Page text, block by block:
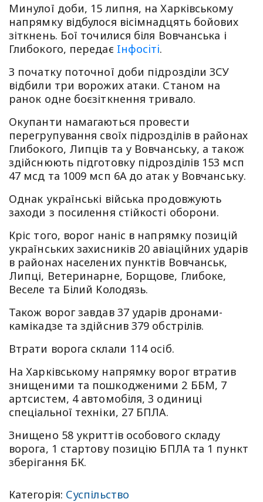
Минулої доби, 15 липня, на Харківському
напрямку відбулося вісімнадцять бойових
зіткнень. Бої точилися біля Вовчанська і
Глибокого, передає Iнфосiтi.
З початку поточної доби підрозділи ЗСУ
відбили три ворожих атаки. Станом на
ранок одне боєзіткнення тривало.
Окупанти намагаються провести
перегрупування своїх підрозділів в районах
Глибокого, Липців та у Вовчанську, а також
здійснюють підготовку підрозділів 153 мсп
47 мсд та 1009 мсп 6А до атак у Вовчанську.
Однак українські війська продовжують
заходи з посилення стійкості оборони.
Кріс того, ворог наніс в напрямку позицій
українських захисників 20 авіаційних ударів
в районах населених пунктів Вовчанськ,
Липці, Ветеринарне, Борщове, Глибоке,
Веселе та Білий Колодязь.
Також ворог завдав 37 ударів дронами-
камікадзе та здійснив 379 обстрілів.
Втрати ворога склали 114 осіб.
На Харківському напрямку ворог втратив
знищеними та пошкодженими 2 ББМ, 7
артсистем, 4 автомобіля, 3 одиниці
спеціальної техніки, 27 БПЛА.
Знищено 58 укриттів особового складу
ворога, 1 стартову позицію БПЛА та 1 пункт
зберігання БК.
Категорія: Суспільство